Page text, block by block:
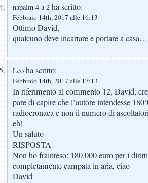
napalm 4 a 2 ha scritto:
Febbraio 14th, 2017 alle 16:13
Ottimo David,
qualcuno deve incartare e portare a casa…
Leo ha scritto:
Febbraio 14th, 2017 alle 17:13
In riferimento al commento 12, David,
pare di capire che l’autore intendesse
radiocronaca e non il numero di
eh!
Un saluto
RISPOSTA
Non ho frainteso: 180.000 euro per i
completamente campata in aria, ciao
David